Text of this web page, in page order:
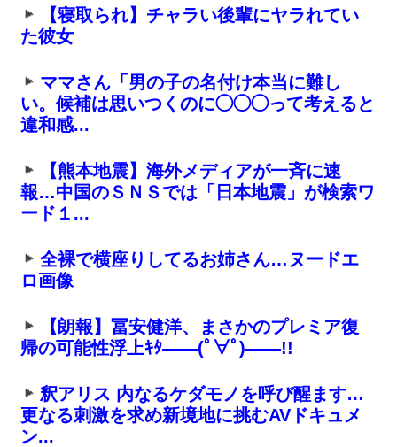
【寝取られ】チャラい後輩にヤラれてい
た彼女
ママさん「男の子の名付け本当に難し
い。候補は思いつくのに◯◯◯って考えると
違和感...
【熊本地震】海外メディアが一斉に速
報…中国のＳＮＳでは「日本地震」が検索ワ
ード１...
全裸で横座りしてるお姉さん…ヌードエ
ロ画像
【朗報】冨安健洋、まさかのプレミア復
帰の可能性浮上ｷﾀ――(ﾟ∀ﾟ)――!!
釈アリス 内なるケダモノを呼び醒ます…
更なる刺激を求め新境地に挑むAVドキュメ
ン...